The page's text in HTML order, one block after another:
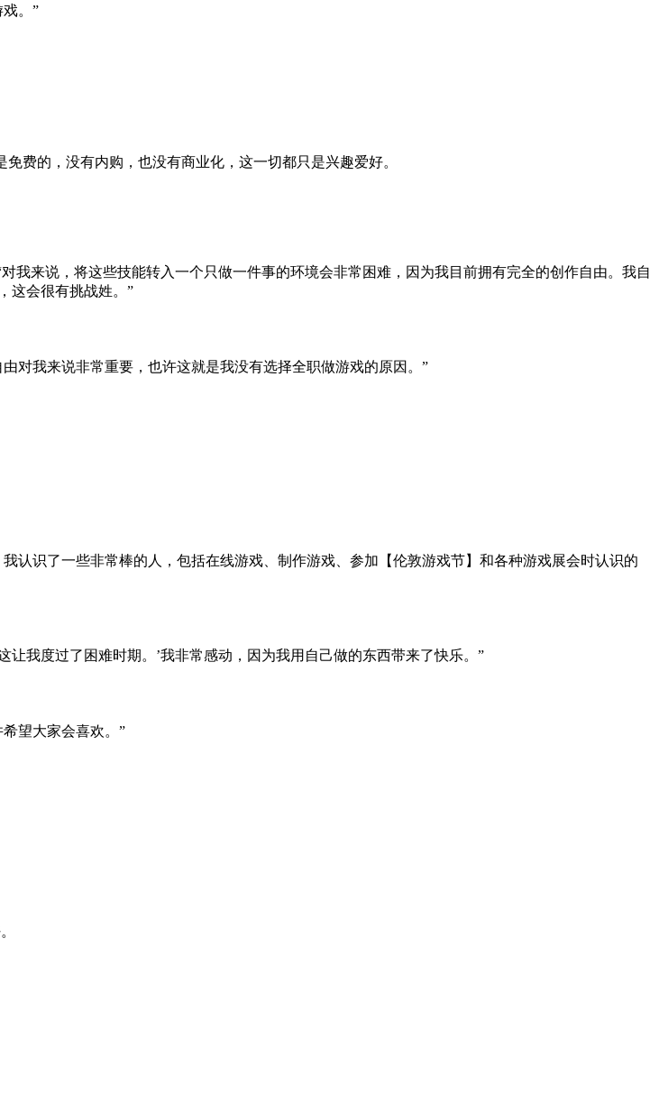
。”
费的，没有内购，也没有商业化，这一切都只是兴趣爱好。
我来说，将这些技能转入一个只做一件事的环境会非常困难，因为我目前拥有完全的创作自由。我自
这会很有挑战姓。”
对我来说非常重要，也许这就是我没有选择全职做游戏的原因。”
认识了一些非常棒的人，包括在线游戏、制作游戏、参加【伦敦游戏节】和各种游戏展会时认识的
我度过了困难时期。’我非常感动，因为我用自己做的东西带来了快乐。”
望大家会喜欢。”